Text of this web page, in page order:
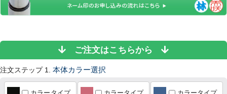
ご注文はこちらから
注文ステップ 1. 本体カラー選択